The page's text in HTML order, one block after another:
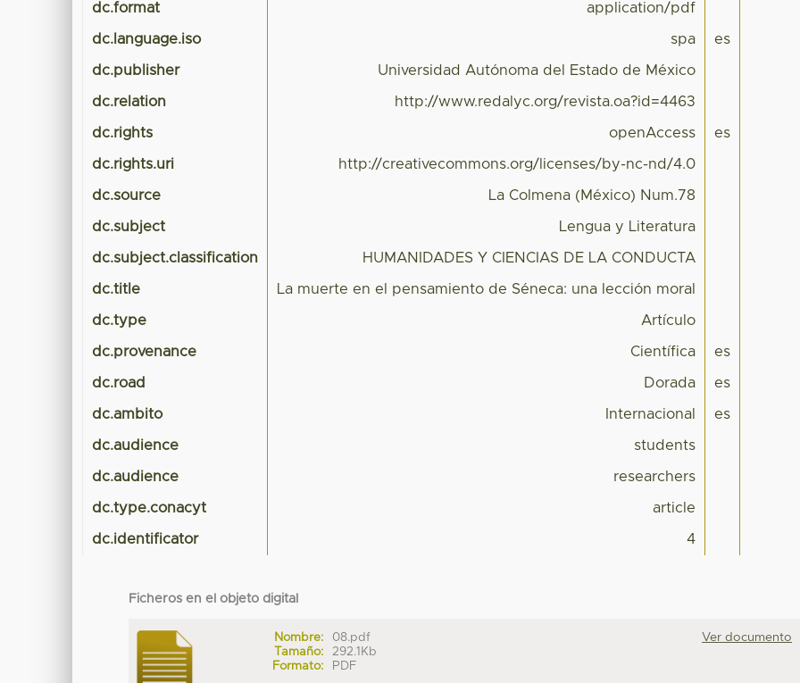
dc.format application/pdf
dc.language.iso spa es
dc.publisher Universidad Autónoma del Estado de México
dc.relation http://www.redalyc.org/revista.oa?id=4463
dc.rights openAccess es
dc.rights.uri http://creativecommons.org/licenses/by-nc-nd/4.0
dc.source La Colmena (México) Num.78
dc.subject Lengua y Literatura
dc.subject.classification HUMANIDADES Y CIENCIAS DE LA CONDUCTA
dc.title La muerte en el pensamiento de Séneca: una lección moral
dc.type Artículo
dc.provenance Científica es
dc.road Dorada es
dc.ambito Internacional es
dc.audience students
dc.audience researchers
dc.type.conacyt article
dc.identificator 4
Ficheros en el objeto digital
Nombre:
08.pdf
Tamaño:
292.1Kb
Formato:
PDF
Ver documento